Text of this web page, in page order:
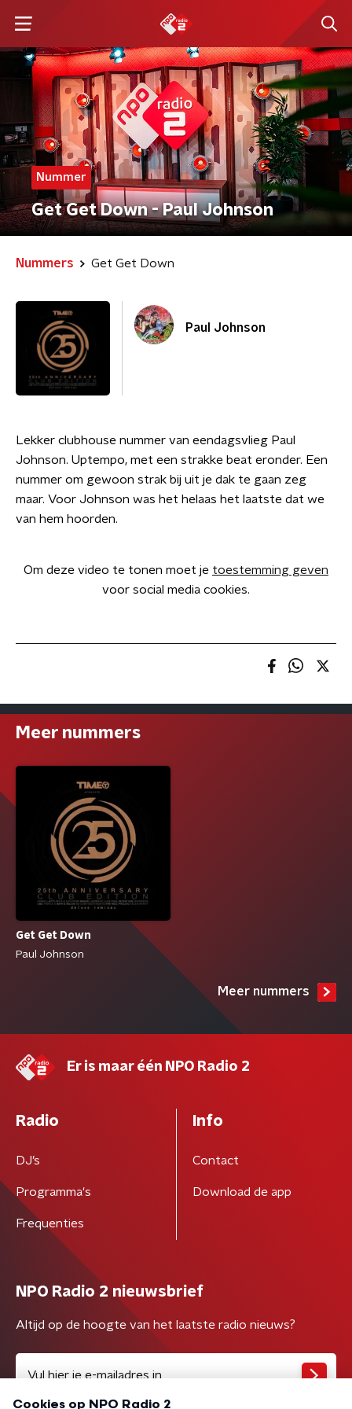
Nummer
Get Get Down - Paul Johnson
Nummers Get Get Down
Paul Johnson
Lekker clubhouse nummer van eendagsvlieg Paul
Johnson. Uptempo, met een strakke beat eronder. Een
nummer om gewoon strak bij uit je dak te gaan zeg
maar. Voor Johnson was het helaas het laatste dat we
van hem hoorden.
Om deze video te tonen moet je toestemming geven
voor social media cookies.
Meer nummers
Get Get Down
Paul Johnson
Meer nummers
Er is maar één NPO Radio 2
Radio
DJ’s
Programma's
Frequenties
Info
Contact
Download de app
NPO Radio 2 nieuwsbrief
Altijd op de hoogte van het laatste radio nieuws?